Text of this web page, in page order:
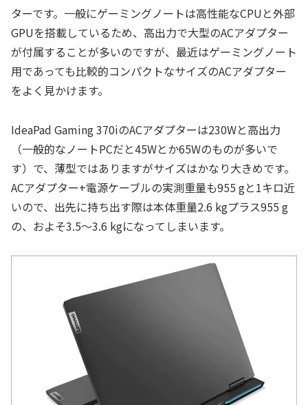
ターです。一般にゲーミングノートは高性能なCPUと外部
GPUを搭載しているため、高出力で大型のACアダプター
が付属することが多いのですが、最近はゲーミングノート
用であっても比較的コンパクトなサイズのACアダプター
をよく見かけます。
IdeaPad Gaming 370iのACアダプターは230Wと高出力
（一般的なノートPCだと45Wとか65Wのものが多いで
す）で、薄型ではありますがサイズはかなり大きめです。
ACアダプター+電源ケーブルの実測重量も955 gと1キロ近
いので、出先に持ち出す際は本体重量2.6 kgプラス955 g
の、およそ3.5～3.6 kgになってしまいます。